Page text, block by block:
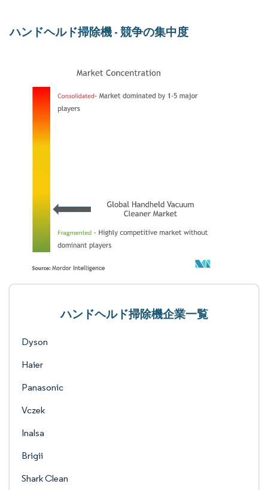
ハンドヘルド掃除機 - 競争の集中度
ハンドヘルド掃除機企業一覧
Dyson
Haier
Panasonic
Vczek
Inalsa
Brigii
Shark Clean